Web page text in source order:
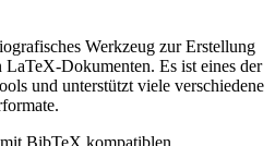
Werkzeug zur Erstellung
Dokumenten. Es ist eines der
und unterstützt viele verschiedene
BibTeX kompatiblen